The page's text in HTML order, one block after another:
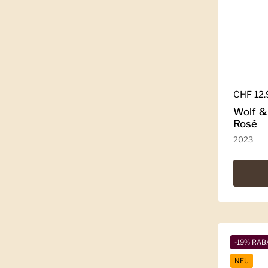
CHF
Wolf &
Rosé
2023
-19%
NEU